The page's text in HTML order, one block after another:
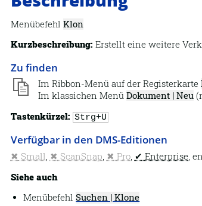
Menübefehl Klon
Kurzbeschreibung: Erstellt eine weitere
Zu finden
Im Ribbon-Menü auf der Registerkarte
Im klassichen MenüDokument | Neu
Tastenkürzel: Strg+U
Verfügbar in den DMS-Editionen
Small, ScanSnap, Pro, Enterprise,
Siehe auch
MenübefehlSuchen | Klone